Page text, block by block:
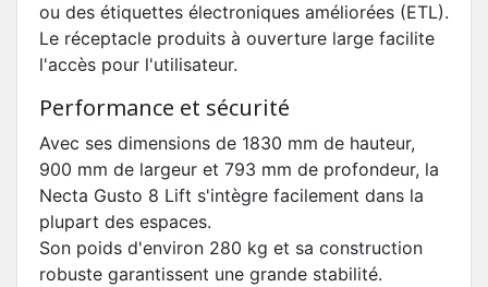
ou des étiquettes électroniques améliorées (ETL).
Le réceptacle produits à ouverture large facilite
l'accès pour l'utilisateur.
Performance et sécurité
Avec ses dimensions de 1830 mm de hauteur,
900 mm de largeur et 793 mm de profondeur, la
Necta Gusto 8 Lift s'intègre facilement dans la
plupart des espaces.
Son poids d'environ 280 kg et sa construction
robuste garantissent une grande stabilité.